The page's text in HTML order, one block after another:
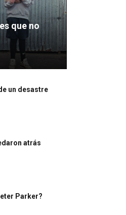
que no
un desastre
atrás
Parker?